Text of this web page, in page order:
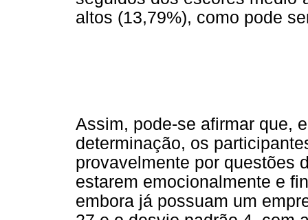
altos (13,79%), como pode
Assim, pode-se afirmar que,
determinação, os
provavelmente por questões
estarem emocionalmente e
embora já possuam um